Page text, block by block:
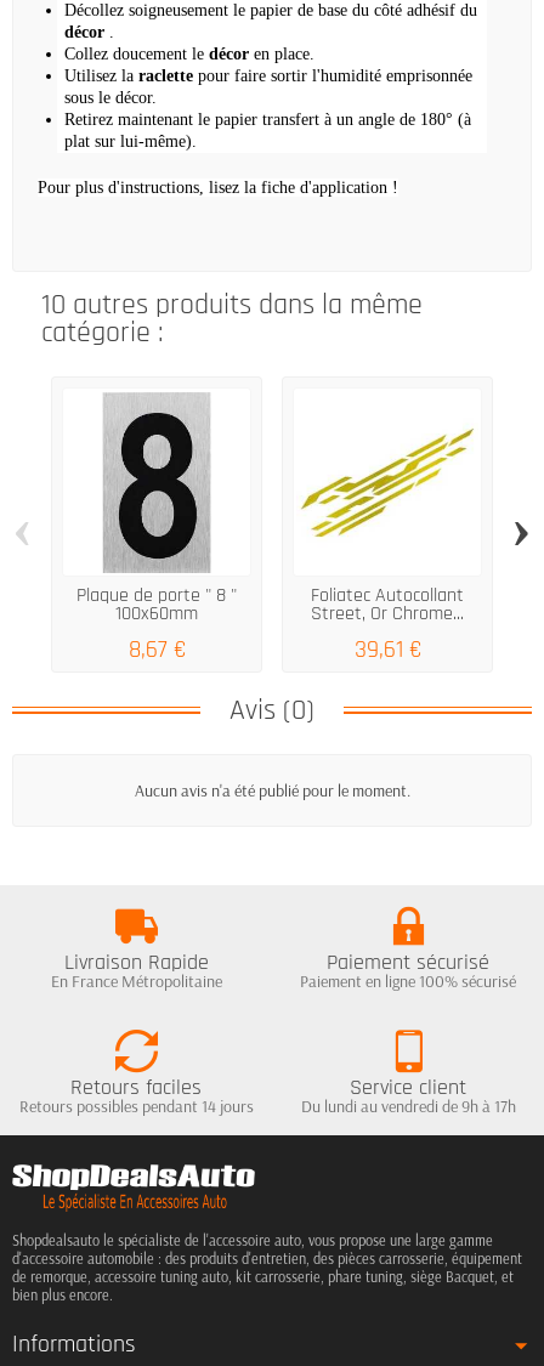
Décollez soigneusement le papier de base du côté adhésif du
décor .
Collez doucement le décor en place.
Utilisez la raclette pour faire sortir l'humidité emprisonnée
sous le décor.
Retirez maintenant le papier transfert à un angle de 180° (à
plat sur lui-même).
Pour plus d'instructions, lisez la fiche d'application !
10 autres produits dans la même
catégorie :
Plaque de porte " 8 "
100x60mm
8,67 €
Foliatec Autocollant
Street, Or Chrome...
39,61 €
‹ ›
Avis (0)
Aucun avis n'a été publié pour le moment.
Livraison Rapide
En France Métropolitaine
Paiement sécurisé
Paiement en ligne 100% sécurisé
Retours faciles
Retours possibles pendant 14 jours
Service client
Du lundi au vendredi de 9h à 17h
Shopdealsauto le spécialiste de l'accessoire auto, vous propose une large gamme
d'accessoire automobile : des produits d'entretien, des pièces carrosserie, équipement
de remorque, accessoire tuning auto, kit carrosserie, phare tuning, siège Bacquet, et
bien plus encore.
Informations